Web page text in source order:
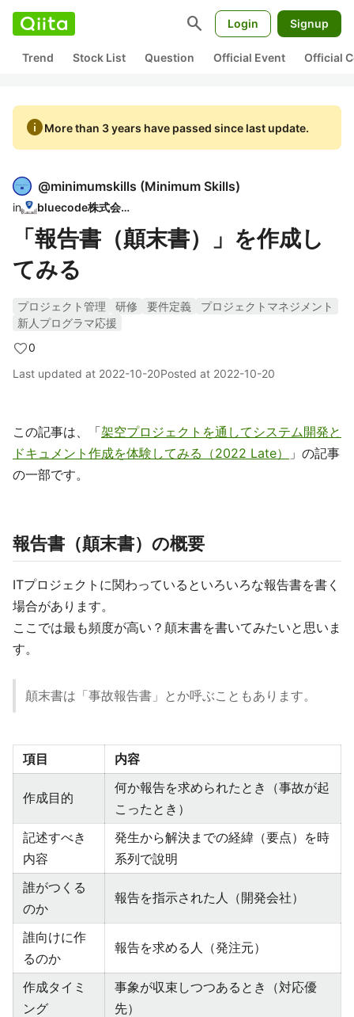
search Login Signup
Trend Stock List Question Official Event Official
infoMore than 3 years have passed since last update.
@minimumskills (Minimum Skills)
in bluecode株式会社
「報告書（顛末書）」を作成し
てみる
プロジェクト管理 研修 要件定義
プロジェクトマネジメント
新人プログラマ応援
0
Last updated at 2022-10-20Posted at 2022-10-20
この記事は、「架空プロジェクトを通してシステム開発と
ドキュメント作成を体験してみる（2022 Late）
」の記事
の一部です。
報告書（顛末書）の概要
ITプロジェクトに関わっているといろいろな報告書を書く
場合があります。
ここでは最も頻度が高い？顛末書を書いてみたいと思いま
す。
顛末書は「事故報告書」とか呼ぶこともあります。
項目 内容
作成目的
何か報告を求められたとき（事故が起
こったとき）
記述すべき
内容
発生から解決までの経緯（要点）を時
系列で說明
誰がつくる
のか
報告を指示された人（開発会社）
誰向けに作
るのか
報告を求める人（発注元）
作成タイミ
ング
事象が収束しつつあるとき（対応優
先）